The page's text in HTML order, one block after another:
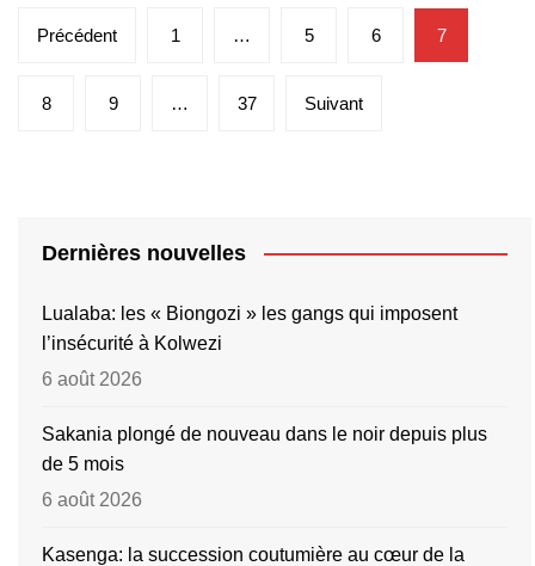
Pagination
publications
Précédent 1 … 5 6 7
8 9 … 37 Suivant
Dernières nouvelles
Lualaba: les « Biongozi » les gangs qui imposent
l’insécurité à Kolwezi
6 août 2026
Sakania plongé de nouveau dans le noir depuis plus
de 5 mois
6 août 2026
Kasenga: la succession coutumière au cœur de la